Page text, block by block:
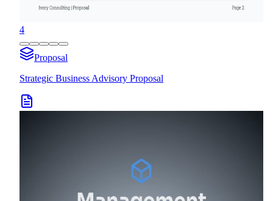
4
Proposal
Strategic Business Advisory Proposal